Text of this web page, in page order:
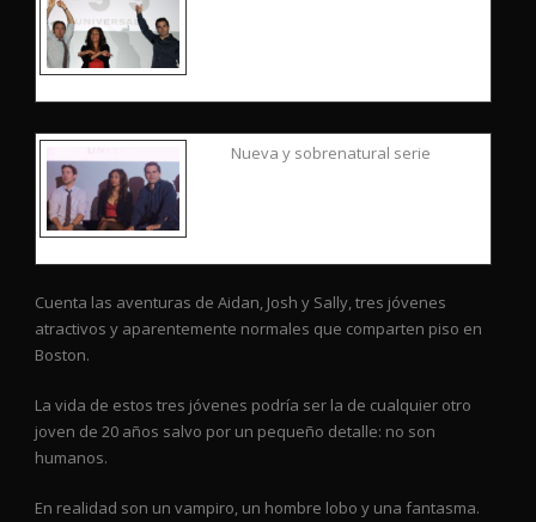
Nueva y sobrenatural serie
Cuenta las aventuras de Aidan, Josh y Sally, tres jóvenes
atractivos y aparentemente normales que comparten piso en
Boston.
La vida de estos tres jóvenes podría ser la de cualquier otro
joven de 20 años salvo por un pequeño detalle: no son
humanos.
En realidad son un vampiro, un hombre lobo y una fantasma.